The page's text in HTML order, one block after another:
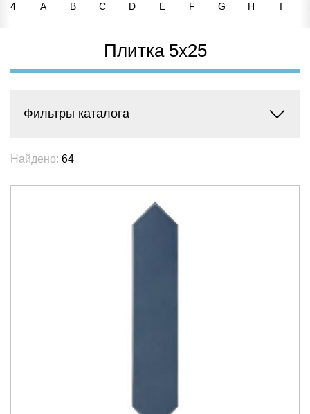
4 A B C D E F G H I
Плитка 5х25
Найдено: 64
Фильтры каталога